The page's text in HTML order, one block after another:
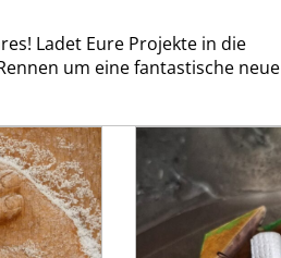
Ladet Eure Projekte in die
um eine fantastische neue